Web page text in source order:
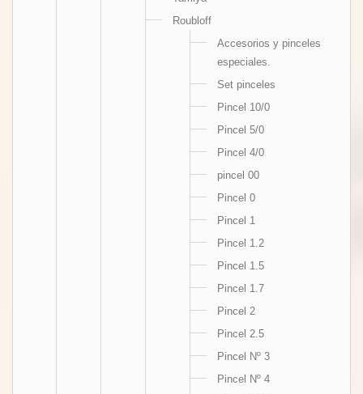
Roubloff
Accesorios y pinceles
especiales.
Set pinceles
Pincel 10/0
Pincel 5/0
Pincel 4/0
pincel 00
Pincel 0
Pincel 1
Pincel 1.2
Pincel 1.5
Pincel 1.7
Pincel 2
Pincel 2.5
Pincel Nº 3
Pincel Nº 4